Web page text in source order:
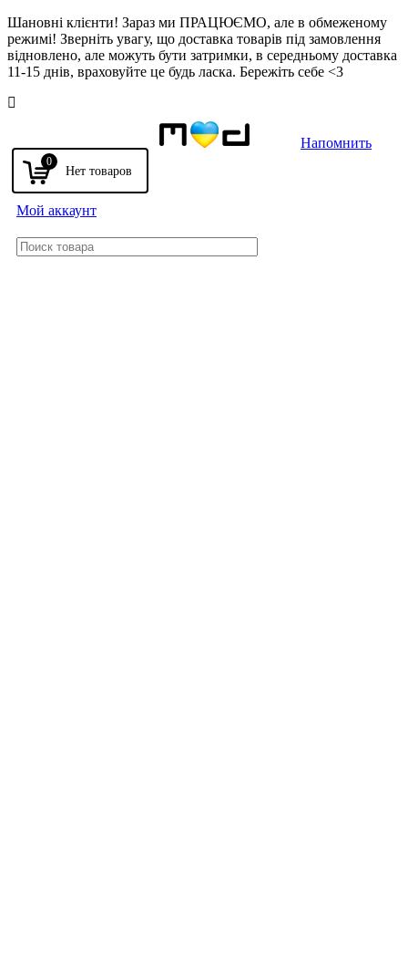
Шановні клієнти! Зараз ми ПРАЦЮЄМО, але в обмеженому
режимі! Зверніть увагу, що доставка товарів під замовлення
відновлено, але можуть бути затримки, в середньому доставка
11-15 днів, враховуйте це будь ласка. Бережіть себе <3
0
Мой аккаунт
Напомнить